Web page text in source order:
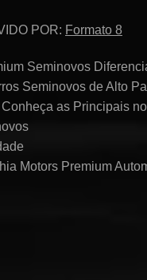
POR: Formato 8
Seminovos
Seminovos de Alto
as Principais no
Motors Premium